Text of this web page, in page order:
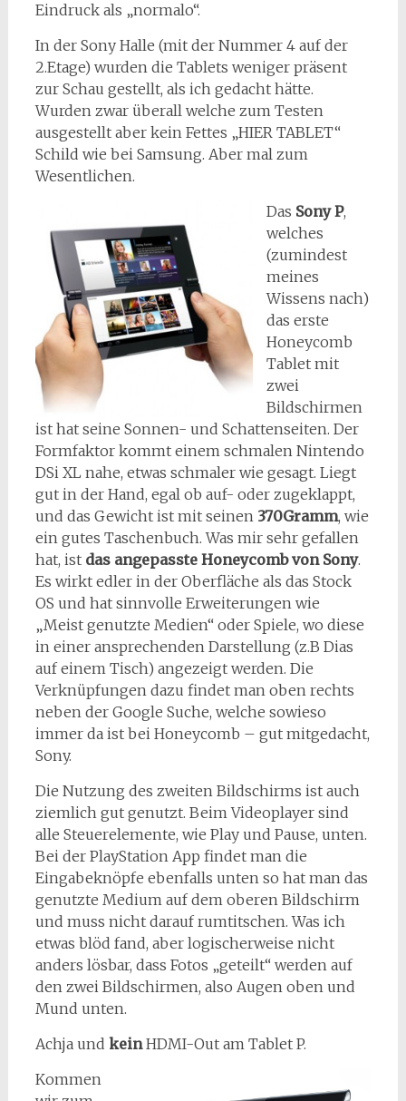
Eindruck als „normalo“.
In der Sony Halle (mit der Nummer 4 auf der
2.Etage) wurden die Tablets weniger präsent
zur Schau gestellt, als ich gedacht hätte.
Wurden zwar überall welche zum Testen
ausgestellt aber kein Fettes „HIER TABLET“
Schild wie bei Samsung. Aber mal zum
Wesentlichen.
Das Sony P,
welches
(zumindest
meines
Wissens nach)
das erste
Honeycomb
Tablet mit
zwei
Bildschirmen
ist hat seine Sonnen- und Schattenseiten. Der
Formfaktor kommt einem schmalen Nintendo
DSi XL nahe, etwas schmaler wie gesagt. Liegt
gut in der Hand, egal ob auf- oder zugeklappt,
und das Gewicht ist mit seinen 370Gramm, wie
ein gutes Taschenbuch. Was mir sehr gefallen
hat, ist das angepasste Honeycomb von Sony.
Es wirkt edler in der Oberfläche als das Stock
OS und hat sinnvolle Erweiterungen wie
„Meist genutzte Medien“ oder Spiele, wo diese
in einer ansprechenden Darstellung (z.B Dias
auf einem Tisch) angezeigt werden. Die
Verknüpfungen dazu findet man oben rechts
neben der Google Suche, welche sowieso
immer da ist bei Honeycomb – gut mitgedacht,
Sony.
Die Nutzung des zweiten Bildschirms ist auch
ziemlich gut genutzt. Beim Videoplayer sind
alle Steuerelemente, wie Play und Pause, unten.
Bei der PlayStation App findet man die
Eingabeknöpfe ebenfalls unten so hat man das
genutzte Medium auf dem oberen Bildschirm
und muss nicht darauf rumtitschen. Was ich
etwas blöd fand, aber logischerweise nicht
anders lösbar, dass Fotos „geteilt“ werden auf
den zwei Bildschirmen, also Augen oben und
Mund unten.
Achja und keinHDMI-Out am Tablet P.
Kommen